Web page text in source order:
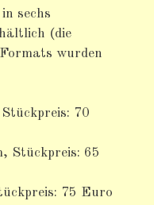
sechs
(die
wurden
70
Stückpreis: 65
75 Euro